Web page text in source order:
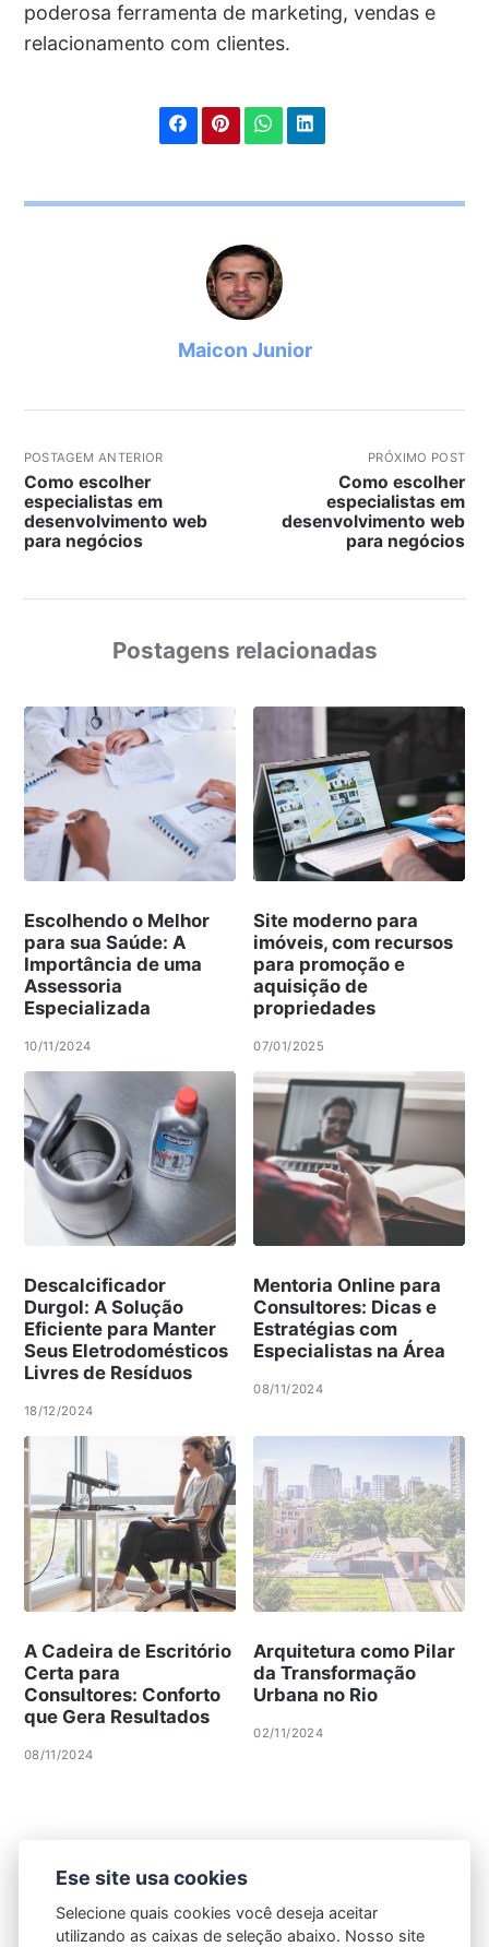
poderosa ferramenta de marketing, vendas e
relacionamento com clientes.
Maicon Junior
POSTAGEM ANTERIOR
Como escolher
especialistas em
desenvolvimento web
para negócios
PRÓXIMO POST
Como escolher
especialistas em
desenvolvimento web
para negócios
Postagens relacionadas
Escolhendo o Melhor
para sua Saúde: A
Importância de uma
Assessoria
Especializada
10/11/2024
Site moderno para
imóveis, com recursos
para promoção e
aquisição de
propriedades
07/01/2025
Descalcificador
Durgol: A Solução
Eficiente para Manter
Seus Eletrodomésticos
Livres de Resíduos
18/12/2024
Mentoria Online para
Consultores: Dicas e
Estratégias com
Especialistas na Área
08/11/2024
A Cadeira de Escritório
Certa para
Consultores: Conforto
que Gera Resultados
08/11/2024
Arquitetura como Pilar
da Transformação
Urbana no Rio
02/11/2024
Ese site usa cookies
Selecione quais cookies você deseja aceitar
utilizando as caixas de seleção abaixo. Nosso site